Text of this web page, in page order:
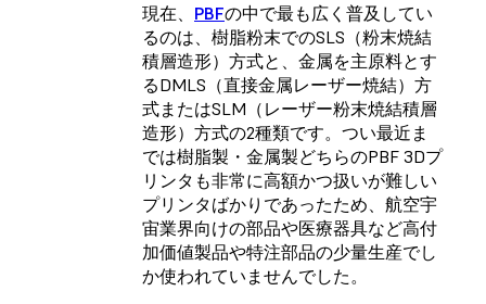
現在、 PBFの中で最も広く普及してい
るのは、樹脂粉末でのSLS（粉末焼結
積層造形）方式と、金属を主原料とす
るDMLS（直接金属レーザー焼結）方
式またはSLM（レーザー粉末焼結積層
造形）方式の2種類です。つい最近ま
では樹脂製・金属製どちらのPBF 3Dプ
リンタも非常に高額かつ扱いが難しい
プリンタばかりであったため、航空宇
宙業界向けの部品や医療器具など高付
加価値製品や特注部品の少量生産でし
か使われていませんでした。